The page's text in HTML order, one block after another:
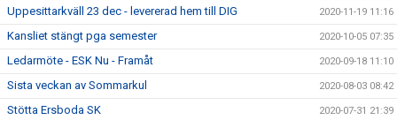
Uppesittarkväll 23 dec - levererad hem till DIG 2020-11-19 11:16
Kansliet stängt pga semester 2020-10-05 07:35
Ledarmöte - ESK Nu - Framåt 2020-09-18 11:10
Sista veckan av Sommarkul 2020-08-03 08:42
Stötta Ersboda SK 2020-07-31 21:39